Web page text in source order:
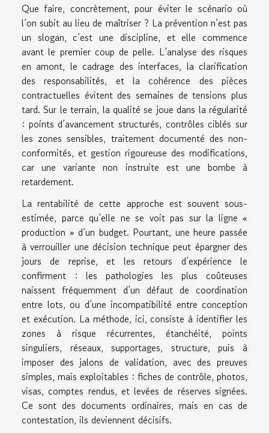
Que faire, concrètement, pour éviter le scénario où
l’on subit au lieu de maîtriser ? La prévention n’est pas
un slogan, c’est une discipline, et elle commence
avant le premier coup de pelle. L’analyse des risques
en amont, le cadrage des interfaces, la clarification
des responsabilités, et la cohérence des pièces
contractuelles évitent des semaines de tensions plus
tard. Sur le terrain, la qualité se joue dans la régularité
: points d’avancement structurés, contrôles ciblés sur
les zones sensibles, traitement documenté des non-
conformités, et gestion rigoureuse des modifications,
car une variante non instruite est une bombe à
retardement.
La rentabilité de cette approche est souvent sous-
estimée, parce qu’elle ne se voit pas sur la ligne «
production » d’un budget. Pourtant, une heure passée
à verrouiller une décision technique peut épargner des
jours de reprise, et les retours d’expérience le
confirment : les pathologies les plus coûteuses
naissent fréquemment d’un défaut de coordination
entre lots, ou d’une incompatibilité entre conception
et exécution. La méthode, ici, consiste à identifier les
zones à risque récurrentes, étanchéité, points
singuliers, réseaux, supportages, structure, puis à
imposer des jalons de validation, avec des preuves
simples, mais exploitables : fiches de contrôle, photos,
visas, comptes rendus, et levées de réserves signées.
Ce sont des documents ordinaires, mais en cas de
contestation, ils deviennent décisifs.